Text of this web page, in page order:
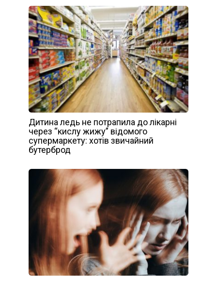
Дитина ледь не потрапила до лікарні
через “кислу жижу” відомого
супермаркету: хотів звичайний
бутерброд